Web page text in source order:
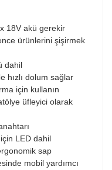
18V akü gerekir
ürünlerini şişirmek
dahil
hızlı dolum sağlar
için kullanın
üfleyici olarak
için LED dahil
sap
mobil yardımcı